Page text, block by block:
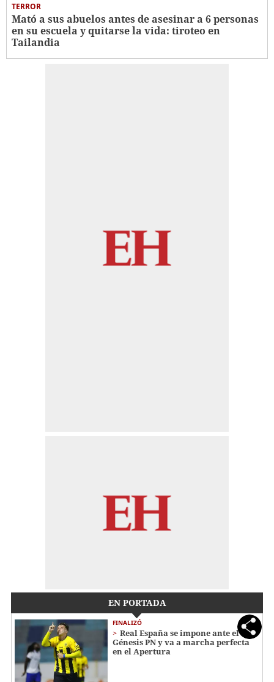
TERROR
Mató a sus abuelos antes de asesinar a 6 personas
en su escuela y quitarse la vida: tiroteo en
Tailandia
EN PORTADA
FINALIZÓ
Real España se impone ante el
Génesis PN y va a marcha perfecta
en el Apertura